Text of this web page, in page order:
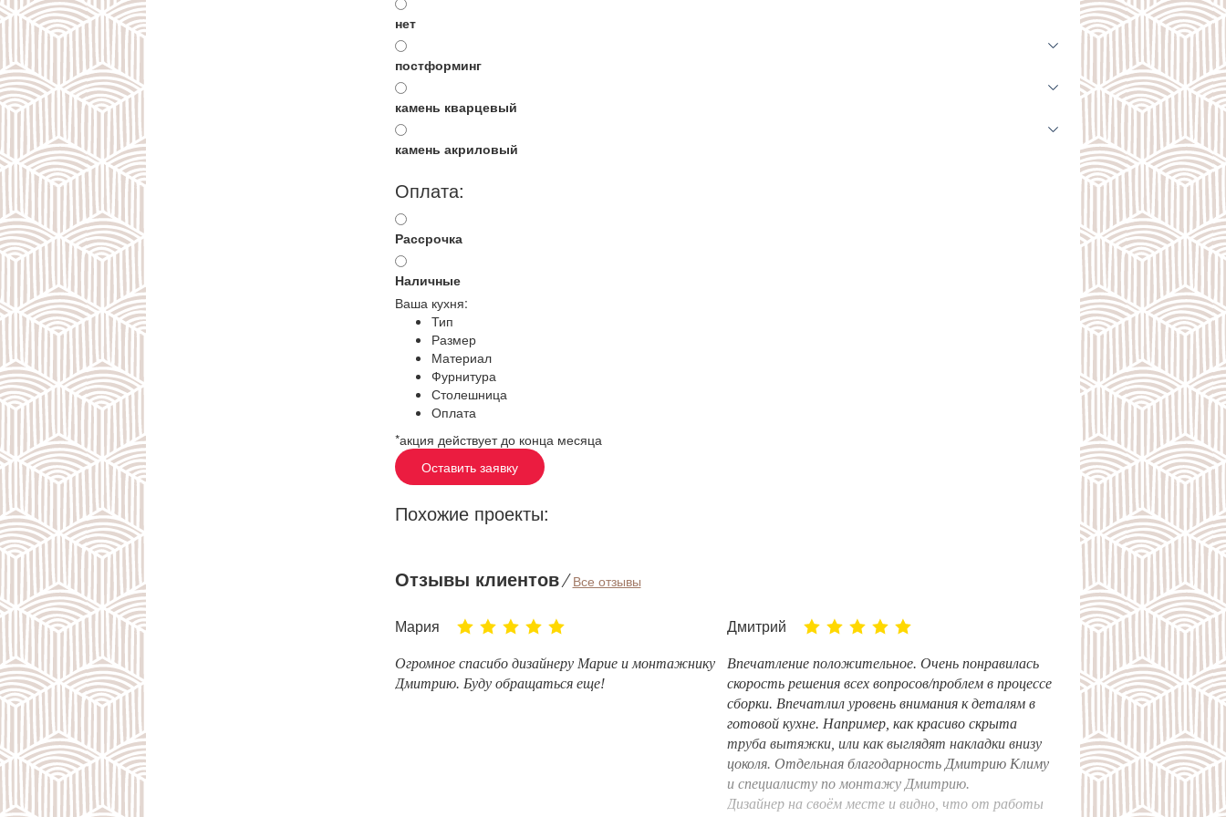
нет
постформинг
камень кварцевый
камень акриловый
Оплата:
Рассрочка
Наличные
Ваша кухня:
Тип
Размер
Материал
Фурнитура
Столешница
Оплата
*акция действует до конца месяца
Оставить заявку
Похожие проекты:
Отзывы клиентов⁄Все отзывы
Мария
Огромное спасибо дизайнеру Марие и монтажнику
Дмитрию. Буду обращаться еще!
Дмитрий
Впечатление положительное. Очень понравилась
скорость решения всех вопросов/проблем в процессе
сборки. Впечатлил уровень внимания к деталям в
готовой кухне. Например, как красиво скрыта
труба вытяжки, или как выглядят накладки внизу
цоколя. Отдельная благодарность Дмитрию Климу
и специалисту по монтажу Дмитрию.
Дизайнер на своём месте и видно, что от работы